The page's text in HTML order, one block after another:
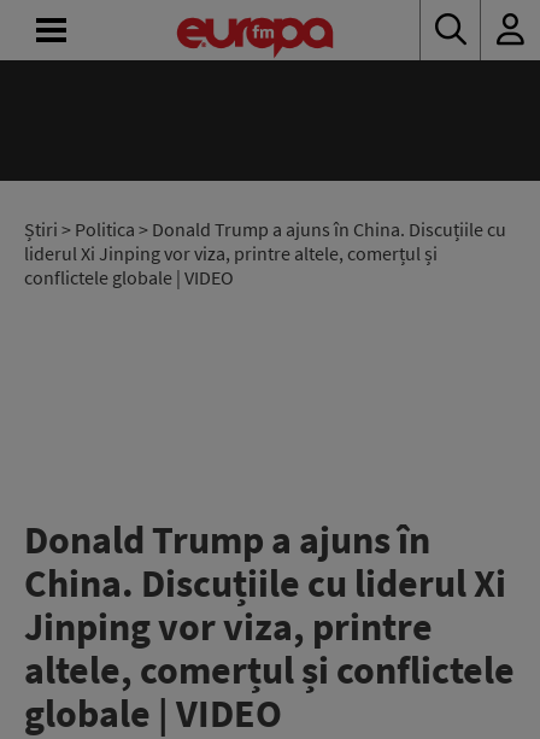
Știri > Politica > Donald Trump a ajuns în China. Discuțiile cu
liderul Xi Jinping vor viza, printre altele, comerțul și
conflictele globale | VIDEO
Donald Trump a ajuns în
China. Discuțiile cu liderul Xi
Jinping vor viza, printre
altele, comerțul și conflictele
globale | VIDEO
RADIO
CONCURSURI